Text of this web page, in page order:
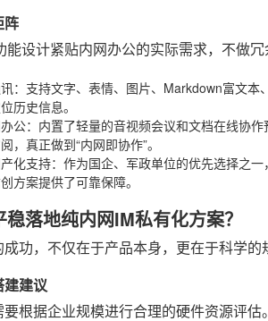
阵
能设计紧贴内网办公的实际需求，不做冗
：支持文字、表情、图片、Markdown富文
历史信息。
公：内置了轻量的音视频会议和文档在线协
，真正做到“内网即协作”。
化支持：作为国企、军政单位的优先选择之
方案提供了可靠保障。
落地纯内网IM私有化方案？
功，不仅在于产品本身，更在于科学的
建建议
要根据企业规模进行合理的硬件资源评